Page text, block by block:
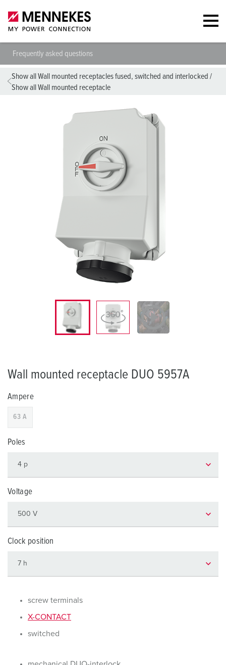
Frequently asked questions
Show all Wall mounted receptacles fused, switched and interlocked /
Show all Wall mounted receptacle
Wall mounted receptacle DUO 5957A
Ampere
63 A
Poles
Voltage
Clock position
screw terminals
X-CONTACT
switched